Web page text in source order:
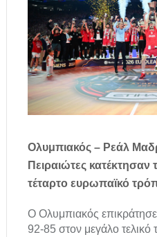
Ολυμπιακός – Ρεάλ
Πειραιώτες κατέκτησαν
τέταρτο ευρωπαϊκό
Ο Ολυμπιακός
92-85 στον μεγάλο